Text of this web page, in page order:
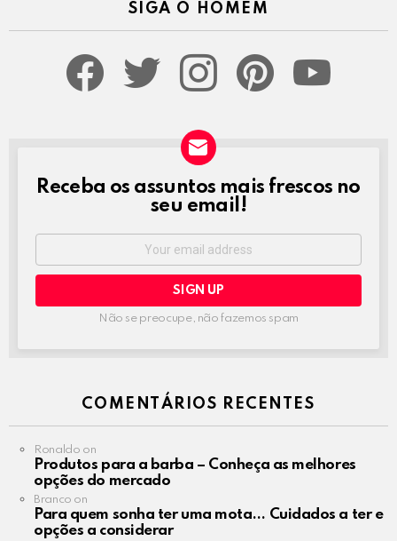
SIGA O HOMEM
NEWSLETTER
Receba os assuntos mais frescos no
seu email!
Não se preocupe, não fazemos spam
COMENTÁRIOS RECENTES
Ronaldo on
Produtos para a barba – Conheça as melhores
opções do mercado
Branco on
Para quem sonha ter uma mota… Cuidados a ter e
opções a considerar